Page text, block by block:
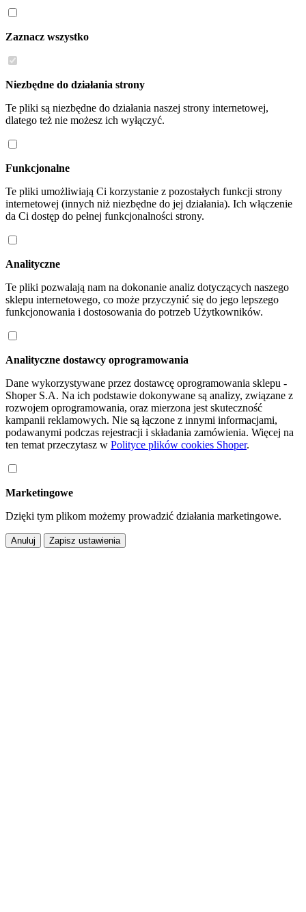
Zaznacz wszystko
Niezbędne do działania strony
Te pliki są niezbędne do działania naszej strony internetowej,
dlatego też nie możesz ich wyłączyć.
Funkcjonalne
Te pliki umożliwiają Ci korzystanie z pozostałych funkcji strony
internetowej (innych niż niezbędne do jej działania). Ich włączenie
da Ci dostęp do pełnej funkcjonalności strony.
Analityczne
Te pliki pozwalają nam na dokonanie analiz dotyczących naszego
sklepu internetowego, co może przyczynić się do jego lepszego
funkcjonowania i dostosowania do potrzeb Użytkowników.
Analityczne dostawcy oprogramowania
Dane wykorzystywane przez dostawcę oprogramowania sklepu -
Shoper S.A. Na ich podstawie dokonywane są analizy, związane z
rozwojem oprogramowania, oraz mierzona jest skuteczność
kampanii reklamowych. Nie są łączone z innymi informacjami,
podawanymi podczas rejestracji i składania zamówienia. Więcej na
ten temat przeczytasz w Polityce plików cookies Shoper.
Marketingowe
Dzięki tym plikom możemy prowadzić działania marketingowe.
Anuluj Zapisz ustawienia